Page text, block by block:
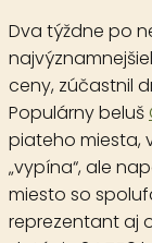
Dva týždne po
ceny, zúčastnil
Populárny beluš
piateho miesta,
„vypína“, ale
miesto so
reprezentant aj